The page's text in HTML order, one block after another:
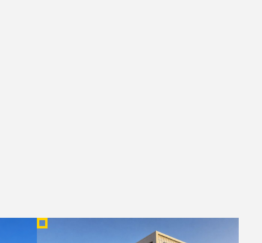
NAPOLÉON